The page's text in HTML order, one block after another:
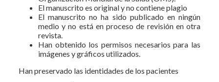
El manuscrito es original y no contiene plagio
El manuscrito no ha sido publicado en ningún
medio y no está en proceso de revisión en otra
revista.
Han obtenido los permisos necesarios para las
imágenes y gráficos utilizados.
Han preservado las identidades de los pacientes